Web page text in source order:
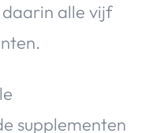
alle vijf
supplementen